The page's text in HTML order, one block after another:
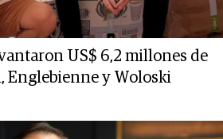
US$ 6,2 millones de
Englebienne y Woloski